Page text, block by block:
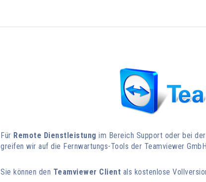
Für Remote Dienstleistung im Bereich Support oder bei der
greifen wir auf die Fernwartungs-Tools der Teamviewer
Sie können den Teamviewer Client als kostenlose